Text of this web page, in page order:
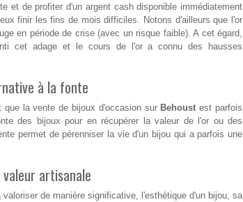
et de profiter d'un argent cash disponible immédiatement
finir les fins de mois difficiles. Notons d'ailleurs que l'or
en période de crise (avec un risque faible). A cet égard,
cet adage et le cours de l'or a connu des hausses
à la fonte
la vente de bijoux d'occasion sur Behoust est parfois
des bijoux pour en récupérer la valeur de l'or ou des
permet de pérenniser la vie d'un bijou qui a parfois une
artisanale
de manière significative, l'esthétique d'un bijou, sa